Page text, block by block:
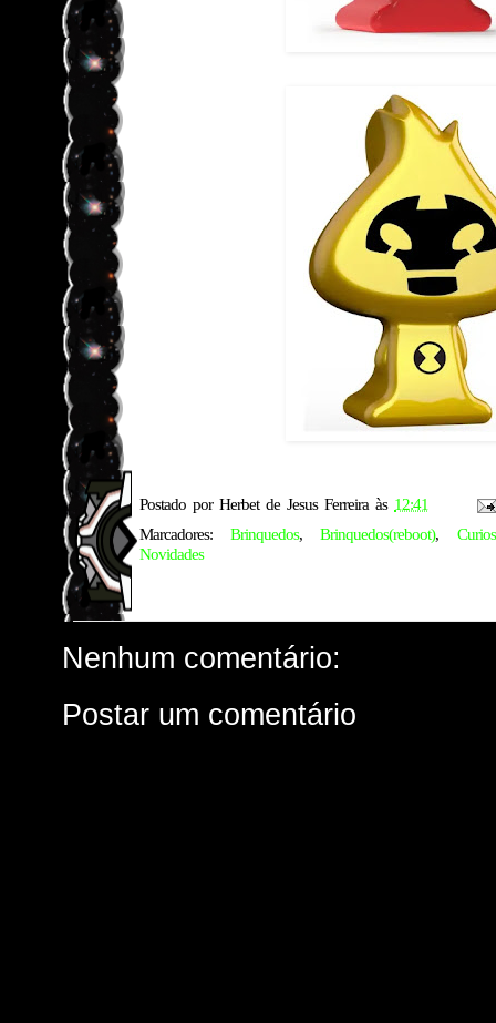
Postado por Herbet de Jesus Ferreira às 12:41
Marcadores:Brinquedos,Brinquedos(reboot),
Novidades
Nenhum comentário:
Postar um comentário